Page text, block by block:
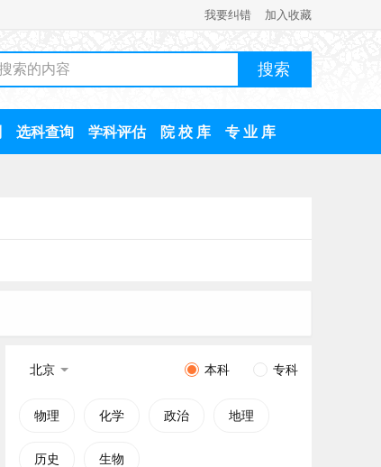
我要纠错 加入收藏
选科查询 学科评估 院 校 库 专 业 库
北京 本科 专科
物理 化学 政治 地理
历史 生物